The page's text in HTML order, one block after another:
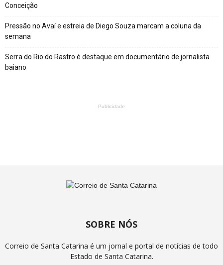
Conceição
Pressão no Avaí e estreia de Diego Souza marcam a coluna da
semana
Serra do Rio do Rastro é destaque em documentário de jornalista
baiano
Publicidade
SOBRE NÓS
Correio de Santa Catarina é um jornal e portal de notícias de todo
Estado de Santa Catarina.